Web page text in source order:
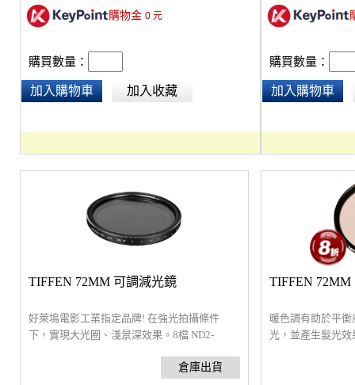
購物金 0元
購買數量：
加入購物車 加入收藏
購買數量：
加入購物車
TIFFEN 72MM 可調減光鏡
好萊塢電影工業指定品牌! 在強光拍攝條件
下，實現大光圈、淺景深效果。8檔 ND2-
TIFFEN 72MM
暖色調有助於平
光，並產生髮光